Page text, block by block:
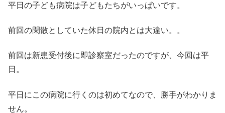
平日の子ども病院は子どもたちがいっぱいです。
前回の閑散としていた休日の院内とは大違い。。
前回は新患受付後に即診察室だったのですが、今回は平
日。
平日にこの病院に行くのは初めてなので、勝手がわかりま
せん。